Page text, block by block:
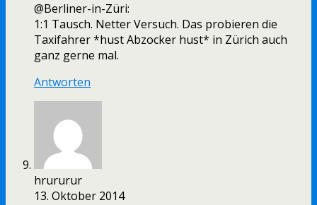
@Berliner-in-Züri:
1:1 Tausch. Netter Versuch. Das probieren die
Taxifahrer *hust Abzocker hust* in Zürich auch
ganz gerne mal.
Antworten
hrururur
13. Oktober 2014